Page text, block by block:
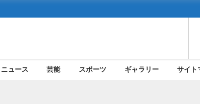
ニュース 芸能 スポーツ ギャラリー サイト